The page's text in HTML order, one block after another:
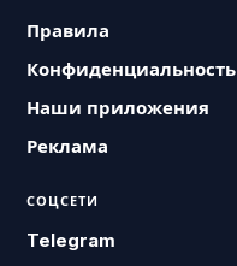
Правила
Конфиденциальность
Наши приложения
Реклама
СОЦСЕТИ
Telegram